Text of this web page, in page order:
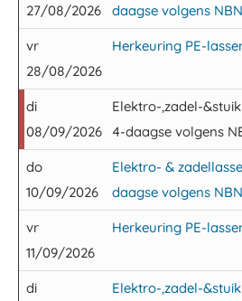
27/08/2026
daagse volgens NBN
vr
28/08/2026
Herkeuring PE-
di
08/09/2026
Elektro-,zadel-
4-daagse volgens
do
10/09/2026
Elektro- &
daagse volgens NBN
vr
11/09/2026
Herkeuring PE-
di
Elektro-,zadel-